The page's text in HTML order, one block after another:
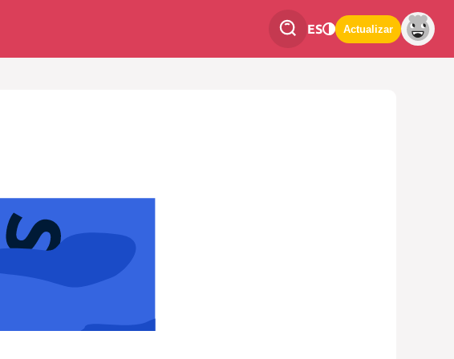
ES Actualizar